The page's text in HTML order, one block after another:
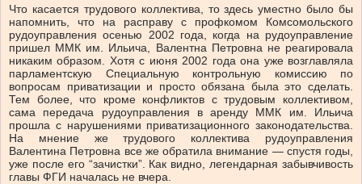
Что касается трудового коллектива, то здесь уместно было бы
напомнить, что на расправу с профкомом Комсомольского
рудоуправления осенью 2002 года, когда на рудоуправление
пришел ММК им. Ильича, Валентна Петровна не реагировала
никаким образом. Хотя с июня 2002 года она уже возглавляла
парламентскую Специальную контрольную комиссию по
вопросам приватизации и просто обязана была это сделать.
Тем более, что кроме конфликтов с трудовым коллективом,
сама передача рудоуправления в аренду ММК им. Ильича
прошла с нарушениями приватизационного законодательства.
На мнение же трудового коллектива рудоуправления
Валентина Петровна все же обратила внимание — спустя годы,
уже после его “зачистки”. Как видно, легендарная забывчивость
главы ФГИ началась не вчера.